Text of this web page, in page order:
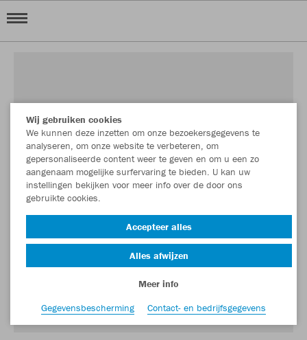
Wij gebruiken cookies
We kunnen deze inzetten om onze bezoekersgegevens te
analyseren, om onze website te verbeteren, om
gepersonaliseerde content weer te geven en om u een zo
aangenaam mogelijke surfervaring te bieden. U kan uw
instellingen bekijken voor meer info over de door ons
gebruikte cookies.
Accepteer alles
Alles afwijzen
Meer info
Gegevensbescherming
Contact- en bedrijfsgegevens